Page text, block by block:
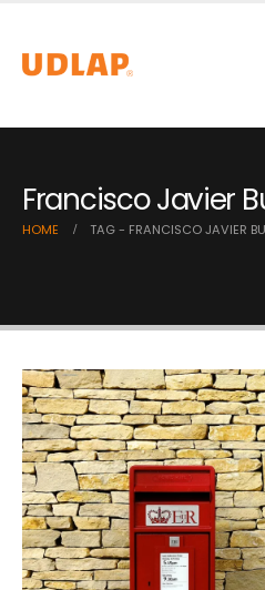
Francisco Javier
HOME TAG - FRANCISCO JAVIER